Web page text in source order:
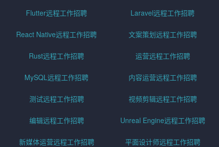
Flutter远程工作招聘 Laravel远程工作招聘
React Native远程工作招聘 文案策划远程工作招聘
Rust远程工作招聘 运营远程工作招聘
MySQL远程工作招聘 内容运营远程工作招聘
测试远程工作招聘 视频剪辑远程工作招聘
编辑远程工作招聘 Unreal Engine远程工作招聘
新媒体运营远程工作招聘 平面设计师远程工作招聘